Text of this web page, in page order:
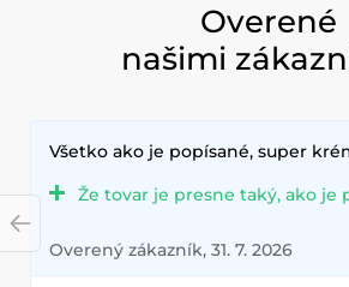
Overené
našimi
Všetko ako je popísané, super
Že tovar je presne taký, ako je
Overený zákazník, 31. 7. 2026